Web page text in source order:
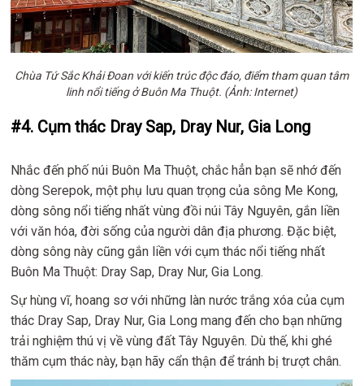
Chùa Tứ Sắc Khải Đoan với kiến trúc độc đáo, điểm tham quan tâm
linh nổi tiếng ở Buôn Ma Thuột. (Ảnh: Internet)
#4. Cụm thác Dray Sap, Dray Nur, Gia Long
Nhắc đến phố núi Buôn Ma Thuột, chắc hẳn bạn sẽ nhớ đến
dòng Serepok, một phụ lưu quan trọng của sông Me Kong,
dòng sông nổi tiếng nhất vùng đồi núi Tây Nguyên, gắn liền
với văn hóa, đời sống của người dân địa phương. Đặc biệt,
dòng sông này cũng gắn liền với cụm thác nổi tiếng nhất
Buôn Ma Thuột: Dray Sap, Dray Nur, Gia Long.
Sự hùng vĩ, hoang sơ với những làn nước trắng xóa của cụm
thác Dray Sap, Dray Nur, Gia Long mang đến cho bạn những
trải nghiệm thú vị về vùng đất Tây Nguyên. Dù thế, khi ghé
thăm cụm thác này, bạn hãy cẩn thận để tránh bị trượt chân.